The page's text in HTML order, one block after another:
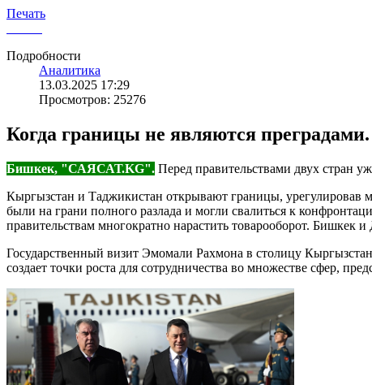
Печать
Подробности
Аналитика
13.03.2025 17:29
Просмотров: 25276
Когда границы не являются
Бишкек, "САЯСАТ.KG". Перед правительствами двух стран
Кыргызстан и Таджикистан открывают границы, урегулировав
были на грани полного разлада и могли свалиться к
правительствам многократно нарастить товарооборот.
Государственный визит Эмомали Рахмона в столицу
создает точки роста для сотрудничества во множестве сфер,